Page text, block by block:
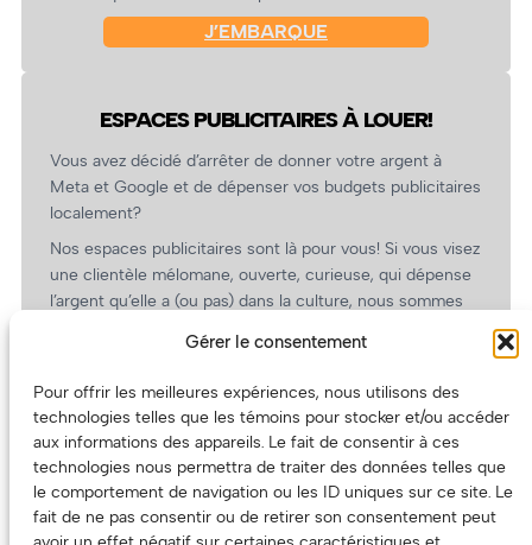
Gérer le consentement
Pour offrir les meilleures expériences, nous utilisons des
technologies telles que les témoins pour stocker et/ou accéder
aux informations des appareils. Le fait de consentir à ces
technologies nous permettra de traiter des données telles que
le comportement de navigation ou les ID uniques sur ce site. Le
fait de ne pas consentir ou de retirer son consentement peut
J’EMBARQUE
ESPACES PUBLICITAIRES À LOUER!
Vous avez décidé d’arrêter de donner votre argent à
Meta et Google et de dépenser vos budgets publicitaires
localement?
Nos espaces publicitaires sont là pour vous! Si vous visez
une clientèle mélomane, ouverte, curieuse, qui dépense
l’argent qu’elle a (ou pas) dans la culture, nous sommes
revient.
(Oui, on va avoir des tarifs spéciaux pour vous, les
artistes!)